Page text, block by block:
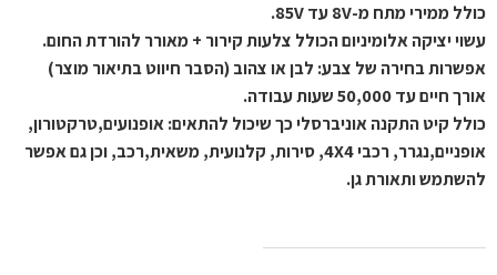
כולל ממירי מתח מ-8V עד 85V.
עשוי יציקה אלומיניום הכולל צלעות קירור + מאורר להורדת החום.
אפשרות בחירה של צבע: לבן או צהוב (הסבר חיווט בתיאור מוצר)
אורך חיים עד 50,000 שעות עבודה.
כולל קיט התקנה אוניברסלי כך שיכול להתאים: אופנועים,טרקטורון,
אופניים,נגרר, רכבי 4X4, סירות, קלנועית, משאית,רכב, וכן גם אפשר
להשתמש ותאורת גן.